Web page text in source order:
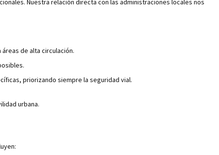
Nuestra relación directa con las administraciones locales nos
de alta circulación.
priorizando siempre la seguridad vial.
urbana.